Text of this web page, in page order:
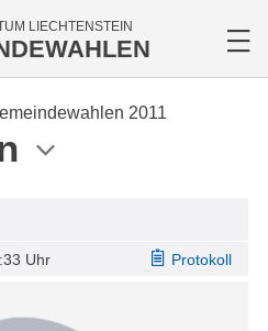
LIECHTENSTEIN
2011
Uhr Protokoll